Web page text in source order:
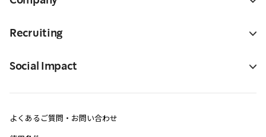
Recruiting
Social Impact
よくあるご質問・お問い合わせ